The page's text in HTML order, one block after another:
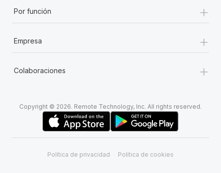
Por función +
Empresa +
Colaboraciones +
Copyright © 2026. Remote Technology, Inc. All rights reserved.
Política de privacidad Política de cookies